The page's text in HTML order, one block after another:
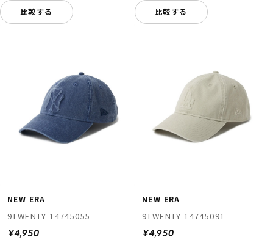
比較する 比較する
NEW ERA
9TWENTY 14745055
¥4,950
NEW ERA
9TWENTY 14745091
¥4,950